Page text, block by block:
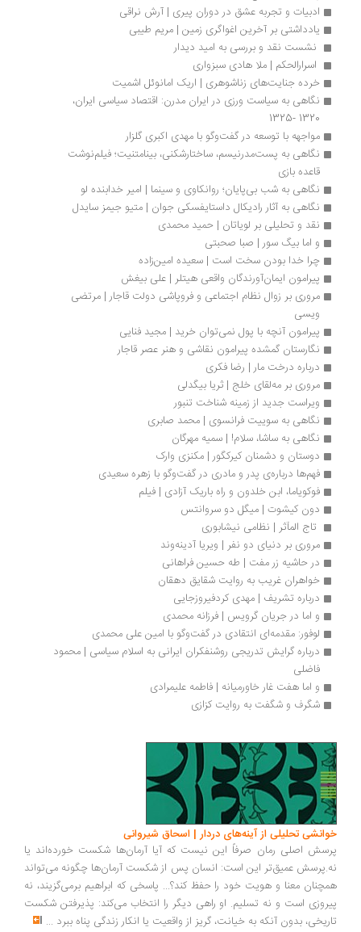
ادبیات و تجربه‌ عشق در دوران پیری | آرش نراقی
یادداشتی بر آخرین اغواگری زمین | مریم طیبی
نشست نقد و بررسی به امید دیدار
اسرارالحکم | ملا هادی سبزواری
خرده جنایت‌های زناشوهری | اریک امانوئل اشمیت
نگاهی به سیاست ورزی در ایران مدرن: اقتصاد سیاسی ایران،
مواجهه با توسعه در گفت‌وگو با مهدی اکبری گلزار
نگاهی به پست‌مدرنیسم، ساختارشکنی، بینامتنیت؛ فیلم‌نوشت
قاعده بازی
نگاهی به شب بی‌پایان؛ روانکاوی و سینما | امیر خدابنده لو
نگاهی به آثار رادیکال داستایفسکی جوان | متیو جیمز سایدل
نقد و تحلیلی بر لویاتان | حمید محمدی
و اما بیگ سور | صبا صحبتی
چرا خدا بودن سخت است | سعیده امین‌زاده
پیرامون ایمان‌‌آورندگان واقعی‌ هیتلر | علی بیغش
مروری بر زوال نظام اجتماعی و فروپاشی دولت قاجار | مرتضی
پیرامون آنچه با پول نمی‌توان خرید | مجید فنایی
نگارستان گمشده پیرامون نقاشی و هنر عصر قاجار
درباره درخت مار | رضا فکری
مروری بر مه‌لقای خلج | ثریا بیگدلی
ویراست جدید از زمینه شناخت تنبور
نگاهی به سوییت فرانسوی | محمد صابری
نگاهی به ساشا، سلام! | سمیه مهرگان
دوستان و دشمنان کیرکگور | مکنزی وارک
فهم‌ها درباره‌ی پدر و مادری در گفت‌وگو با زهره سعیدی
فوکویاما، ابن خلدون و راه باریک آزادی | فیلم
دون کیشوت | میگل دو سروانتس
تاج المآثر | نظامی نیشابوری
مروری بر دنیای دو نفر | ویریا آدینه‌وند
در حاشیه زر مفت | طه حسین فراهانی
خواهران غریب به روایت شقایق دهقان
درباره تشریف | مهدی کردفیروزجایی
و اما در جریان گرویس | فرزانه محمدی‌
لوفور: مقدمه‌ای انتقادی در گفت‌وگو با امین علی محمدی
و اما هفت غار خاورمیانه | فاطمه علیمرادی
شگرف و شگفت به روایت کزازی
تحلیلی از آینه‌های دردار | اسحاق شیروانی
اصلی رمان صرفاً این نیست که آیا آرمان‌ها شکست خورده‌اند یا
عمیق‌تر این است: انسان پس از شکست آرمان‌ها چگونه می‌تواند
معنا و هویت خود را حفظ کند؟... پاسخی که ابراهیم برمی‌گزیند، نه
است و نه تسلیم. او راهی دیگر را انتخاب می‌کند: پذیرفتن شکست
بدون آنکه به خیانت، گریز از واقعیت یا انکار زندگی پناه ببرد...